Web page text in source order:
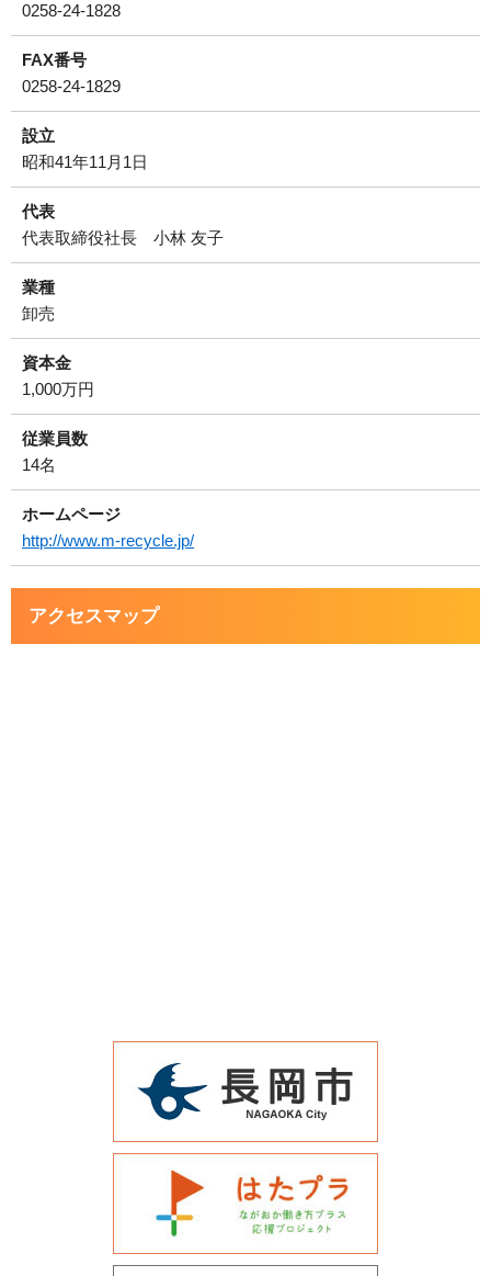
0258-24-1828
FAX番号
0258-24-1829
設立
昭和41年11月1日
代表
代表取締役社長 小林 友子
業種
卸売
資本金
1,000万円
従業員数
14名
ホームページ
http://www.m-recycle.jp/
アクセスマップ